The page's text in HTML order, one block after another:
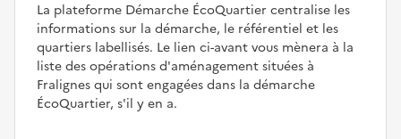
La plateforme Démarche ÉcoQuartier centralise les
informations sur la démarche, le référentiel et les
quartiers labellisés. Le lien ci-avant vous mènera à la
liste des opérations d'aménagement situées à
Fralignes qui sont engagées dans la démarche
ÉcoQuartier, s'il y en a.